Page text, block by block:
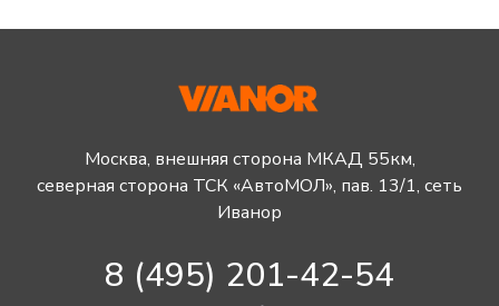
Москва, внешняя сторона МКАД 55км,
северная сторона ТСК «АвтоМОЛ», пав. 13/1, сеть
Иванор
8 (495) 201-42-54